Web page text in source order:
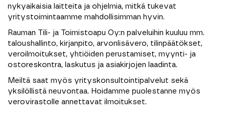
nykyaikaisia laitteita ja ohjelmia, mitkä tukevat
yritystoimintaamme mahdollisimman hyvin.
Rauman Tili- ja Toimistoapu Oy:n palveluihin kuuluu mm.
taloushallinto, kirjanpito, arvonlisävero, tilinpäätökset,
veroilmoitukset, yhtiöiden perustamiset, myynti- ja
ostoreskontra, laskutus ja asiakirjojen laadinta.
Meiltä saat myös yrityskonsultointipalvelut sekä
yksilöllistä neuvontaa. Hoidamme puolestanne myös
verovirastolle annettavat ilmoitukset.